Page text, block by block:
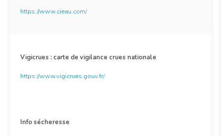
https://www.cieau.com/
Vigicrues : carte de vigilance crues nationale
https://www.vigicrues.gouv.fr/
Info sécheresse